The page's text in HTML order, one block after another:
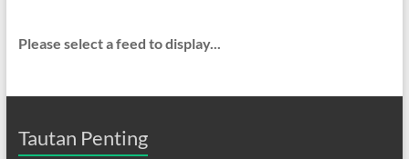
Please select a feed to display...
Tautan Penting